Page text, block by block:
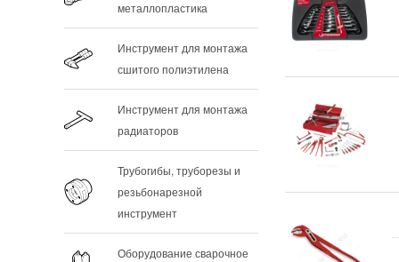
металлопластика
Инструмент для монтажа
сшитого полиэтилена
Инструмент для монтажа
радиаторов
Трубогибы, труборезы и
резьбонарезной
инструмент
Оборудование сварочное